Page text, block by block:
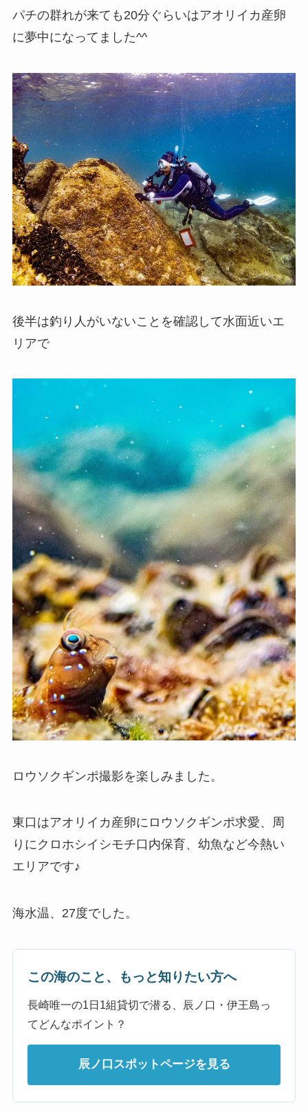
パチの群れが来ても20分ぐらいはアオリイカ産卵
に夢中になってました^^
後半は釣り人がいないことを確認して水面近いエ
リアで
ロウソクギンポ撮影を楽しみました。
東口はアオリイカ産卵にロウソクギンポ求愛、周
りにクロホシイシモチ口内保育、幼魚など今熱い
エリアです♪
海水温、27度でした。
この海のこと、もっと知りたい方へ
長崎唯一の1日1組貸切で潜る、辰ノ口・伊王島っ
てどんなポイント？
辰ノ口スポットページを見る